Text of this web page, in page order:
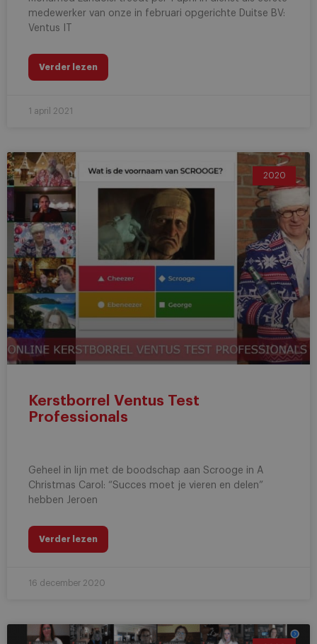
medewerker van onze in februari opgerichte Duitse BV:
Ventus IT
Verder lezen
1 april 2021
2020
Kerstborrel Ventus Test
Professionals
Geheel in lijn met de boodschap aan Scrooge in A
Christmas Carol: “Succes moet je vieren en delen”
hebben Jeroen
Verder lezen
16 december 2020